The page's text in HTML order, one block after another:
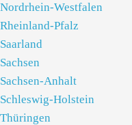
Nordrhein-Westfalen
Rheinland-Pfalz
Saarland
Sachsen
Sachsen-Anhalt
Schleswig-Holstein
Thüringen